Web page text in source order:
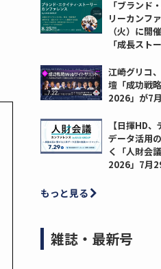
「ブランド
リーカンフ
（火）に
「成長スト
江崎グリコ
壇「成功戦
2026」が7
【日揮HD
データ活用
く「人財会
2026」7月
もっと見る
雑誌・最新号